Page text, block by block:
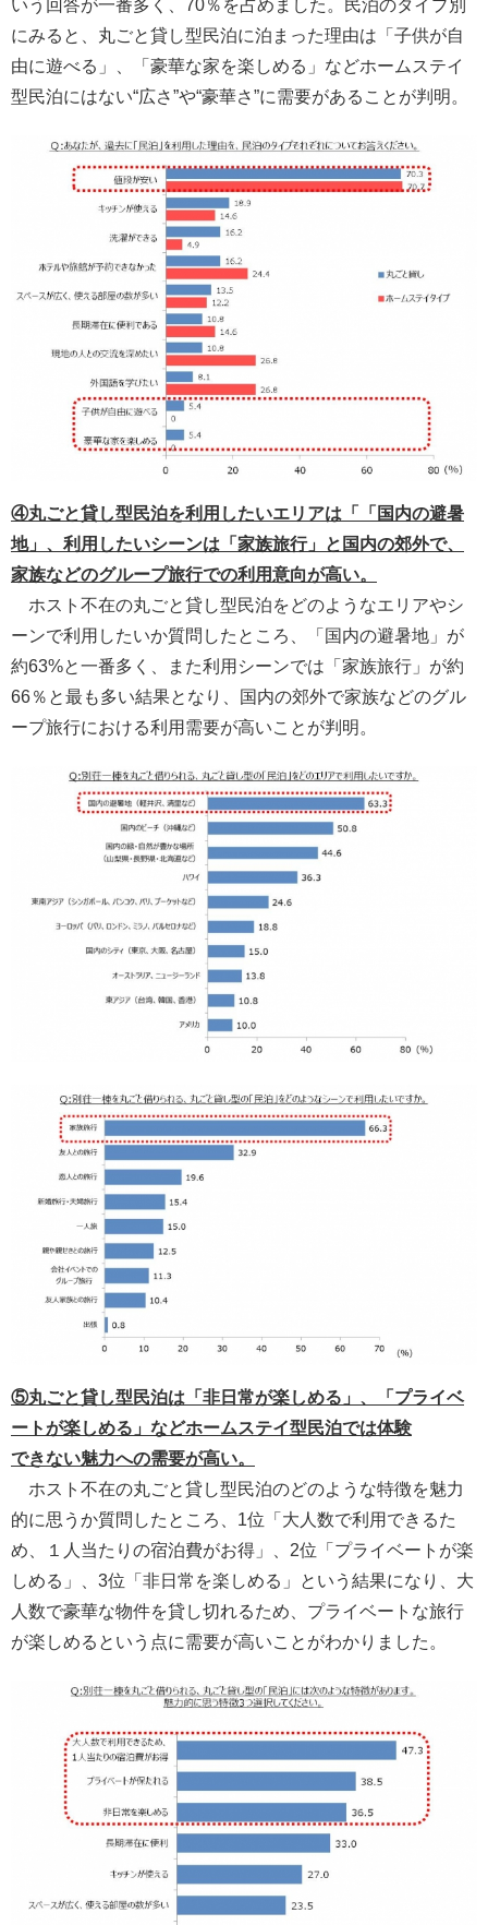
いう回答が一番多く、70％を占めました。民泊のタイプ別
にみると、丸ごと貸し型民泊に泊まった理由は「子供が自
由に遊べる」、「豪華な家を楽しめる」などホームステイ
型民泊にはない“広さ”や“豪華さ”に需要があることが判明。
④丸ごと貸し型民泊を利用したいエリアは「「国内の避暑
地」、利用したいシーンは「家族旅行」と国内の郊外で、
家族などのグループ旅行での利用意向が高い。
ホスト不在の丸ごと貸し型民泊をどのようなエリアやシ
ーンで利用したいか質問したところ、「国内の避暑地」が
約63%と一番多く、また利用シーンでは「家族旅行」が約
66％と最も多い結果となり、国内の郊外で家族などのグル
ープ旅行における利用需要が高いことが判明。
⑤丸ごと貸し型民泊は「非日常が楽しめる」、「プライベ
ートが楽しめる」などホームステイ型民泊では体験
できない魅力への需要が高い。
ホスト不在の丸ごと貸し型民泊のどのような特徴を魅力
的に思うか質問したところ、1位「大人数で利用できるた
め、１人当たりの宿泊費がお得」、2位「プライベートが楽
しめる」、3位「非日常を楽しめる」という結果になり、大
人数で豪華な物件を貸し切れるため、プライベートな旅行
が楽しめるという点に需要が高いことがわかりました。